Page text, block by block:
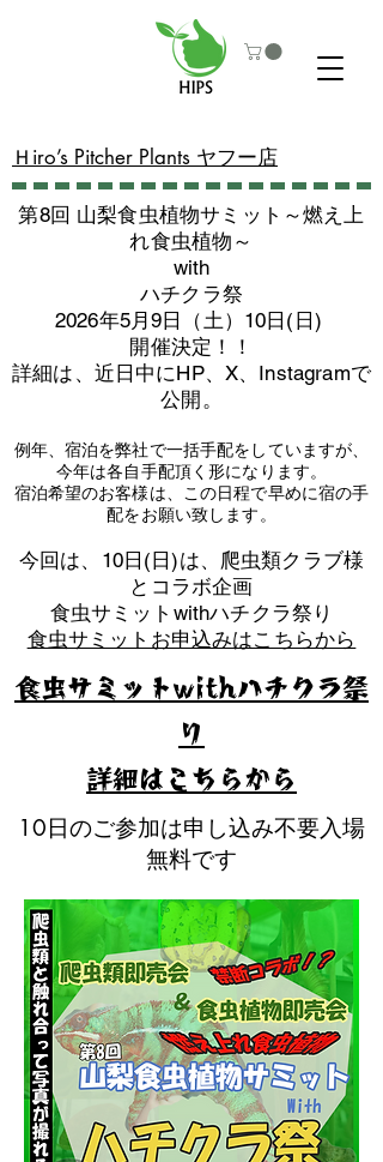
​Ｈiro’s Pitcher Plants ヤフー店
第8回 山梨食虫植物サミット～燃え上
れ食虫植物～
with
​ハチクラ祭
2026年5月9日（土）10日(日)
​開催決定！！
詳細は、近日中にHP、X、Instagramで
公開。
例年、宿泊を弊社で一括手配をしていますが、
今年は各自手配頂く形になります。
​宿泊希望のお客様は、この日程で早めに宿の手
配をお願い致します。
​今回は、10日(日)は、爬虫類クラブ様
とコラボ企画
​食虫サミットwithハチクラ祭り
食虫サミットお申込みはこちらから
10日のご参加は申し込み不要入場
無料です
食虫サミットwithハチクラ祭
り
​詳細はこちらから